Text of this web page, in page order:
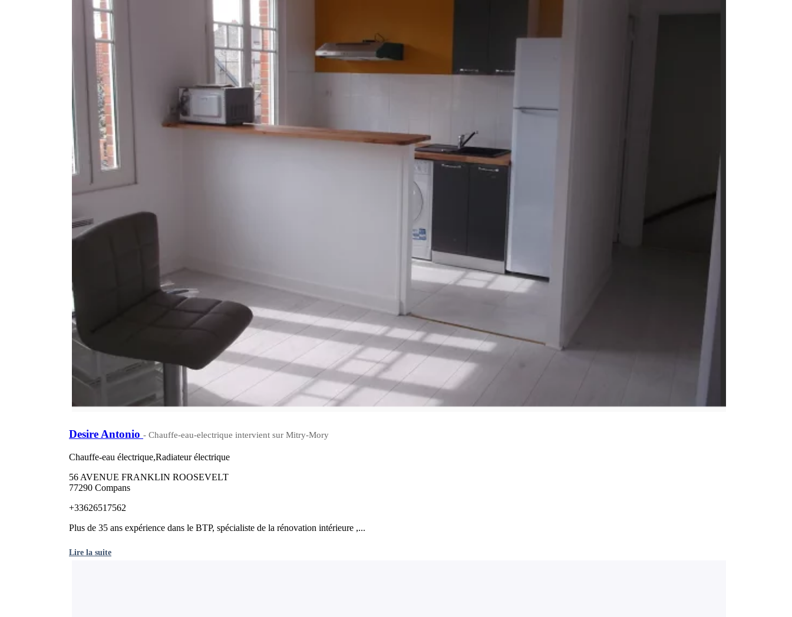
Desire Antonio - Chauffe-eau-electrique intervient sur Mitry-Mory
Chauffe-eau électrique,Radiateur électrique
56 AVENUE FRANKLIN ROOSEVELT
77290 Compans
+33626517562
Plus de 35 ans expérience dans le BTP, spécialiste de la rénovation intérieure ,...
Lire la suite